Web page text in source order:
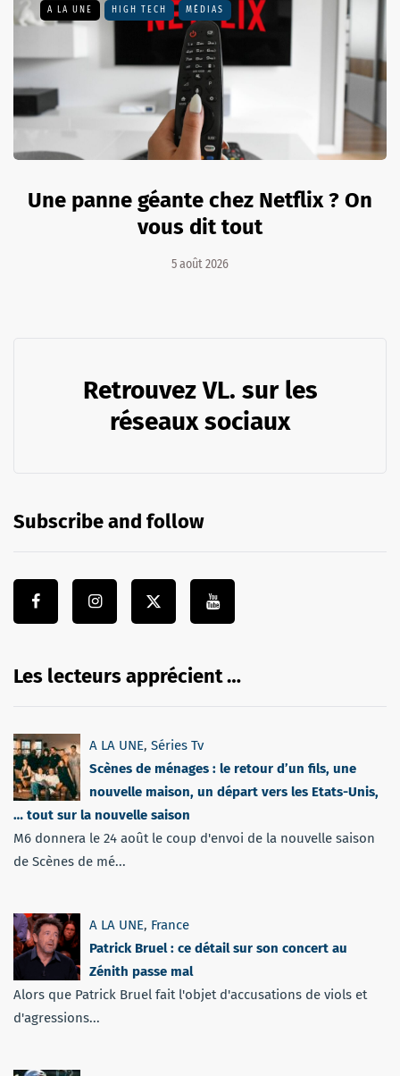
A LA UNE HIGH TECH MÉDIAS
Une panne géante chez Netflix ? On
vous dit tout
5 août 2026
Retrouvez VL. sur les
réseaux sociaux
Subscribe and follow
Les lecteurs apprécient …
A LA UNE, Séries Tv
Scènes de ménages : le retour d’un fils, une
nouvelle maison, un départ vers les Etats-Unis,
… tout sur la nouvelle saison
M6 donnera le 24 août le coup d'envoi de la nouvelle saison
de Scènes de mé...
A LA UNE, France
Patrick Bruel : ce détail sur son concert au
Zénith passe mal
Alors que Patrick Bruel fait l'objet d'accusations de viols et
d'agressions...